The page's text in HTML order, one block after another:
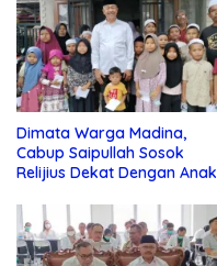
Dimata Warga Madina,
Cabup Saipullah Sosok
Relijius Dekat Dengan Anak